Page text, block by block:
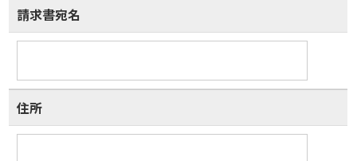
請求書宛名
住所